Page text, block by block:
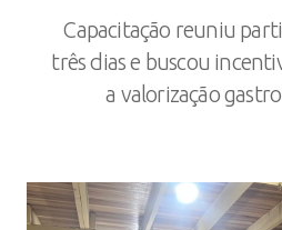
Capacitação reuniu
três dias e buscou
a valorização